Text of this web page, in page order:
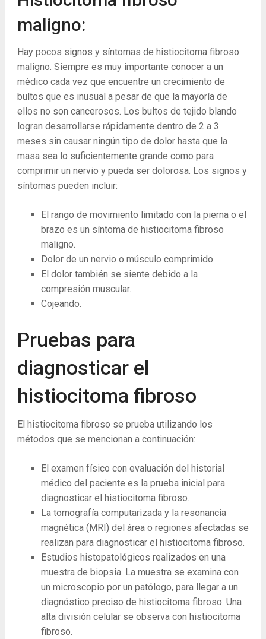
maligno:
Hay pocos signos y síntomas de histiocitoma fibroso
maligno. Siempre es muy importante conocer a un
médico cada vez que encuentre un crecimiento de
bultos que es inusual a pesar de que la mayoría de
ellos no son cancerosos. Los bultos de tejido blando
logran desarrollarse rápidamente dentro de 2 a 3
meses sin causar ningún tipo de dolor hasta que la
masa sea lo suficientemente grande como para
comprimir un nervio y pueda ser dolorosa. Los signos y
síntomas pueden incluir:
El rango de movimiento limitado con la pierna o el
brazo es un síntoma de histiocitoma fibroso
maligno.
Dolor de un nervio o músculo comprimido.
El dolor también se siente debido a la
compresión muscular.
Cojeando.
Pruebas para
diagnosticar el
histiocitoma fibroso
El histiocitoma fibroso se prueba utilizando los
métodos que se mencionan a continuación:
El examen físico con evaluación del historial
médico del paciente es la prueba inicial para
diagnosticar el histiocitoma fibroso.
La tomografía computarizada y la resonancia
magnética (MRI) del área o regiones afectadas se
realizan para diagnosticar el histiocitoma fibroso.
Estudios histopatológicos realizados en una
muestra de biopsia. La muestra se examina con
un microscopio por un patólogo, para llegar a un
diagnóstico preciso de histiocitoma fibroso. Una
alta división celular se observa con histiocitoma
fibroso.